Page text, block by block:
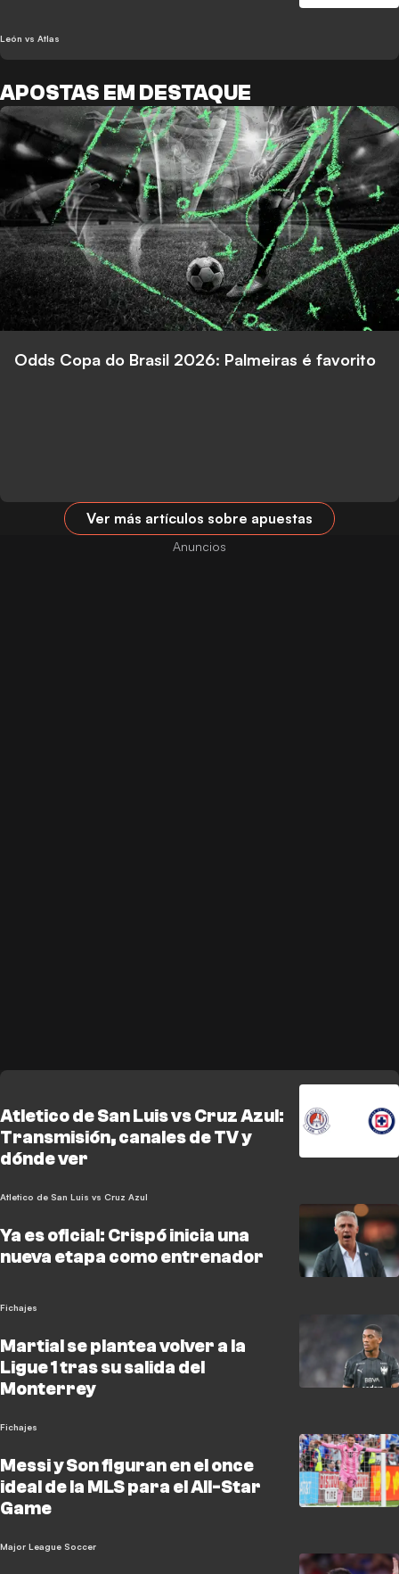
León vs Atlas
APOSTAS EM DESTAQUE
Odds Copa do Brasil 2026: Palmeiras é favorito
Ver más artículos sobre apuestas
Atletico de San Luis vs Cruz Azul:
Transmisión, canales de TV y
dónde ver
Atletico de San Luis vs Cruz Azul
Ya es oficial: Crispó inicia una
nueva etapa como entrenador
Fichajes
Martial se plantea volver a la
Ligue 1 tras su salida del
Monterrey
Fichajes
Messi y Son figuran en el once
ideal de la MLS para el All-Star
Game
Major League Soccer